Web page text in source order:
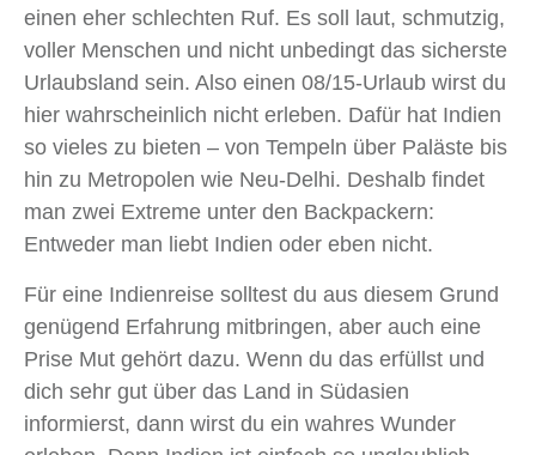
einen eher schlechten Ruf. Es soll laut, schmutzig,
voller Menschen und nicht unbedingt das sicherste
Urlaubsland sein. Also einen 08/15-Urlaub wirst du
hier wahrscheinlich nicht erleben. Dafür hat Indien
so vieles zu bieten – von Tempeln über Paläste bis
hin zu Metropolen wie Neu-Delhi. Deshalb findet
man zwei Extreme unter den Backpackern:
Entweder man liebt Indien oder eben nicht.
Für eine Indienreise solltest du aus diesem Grund
genügend Erfahrung mitbringen, aber auch eine
Prise Mut gehört dazu. Wenn du das erfüllst und
dich sehr gut über das Land in Südasien
informierst, dann wirst du ein wahres Wunder